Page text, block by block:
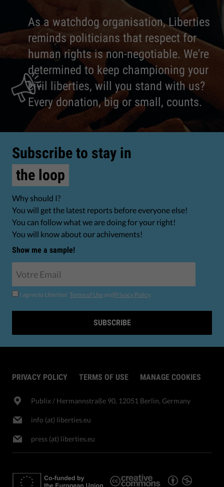
As a watchdog organisation, Liberties
reminds politicians that respect for
human rights is non-negotiable. We're
determined to keep championing your
civil liberties, will you stand with us?
Every donation, big or small, counts.
Subscribe to stay in
the loop
Why should I?
You will get the latest reports before everyone else!
You can follow what we are doing for your right!
You will know about our achivements!
Show me a sample!
I agree to Liberties' Terms of Use andPrivacy Policy.
SUBSCRIBE
PRIVACY POLICY TERMS OF USE MANAGE COOKIES
Publix​ / Hermannstraße 90, 12051 Berlin, Germany
info (at) liberties.eu
press (at) liberties.eu